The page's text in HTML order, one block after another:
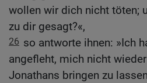
wollen wir dich nicht töten;
zu dir gesagt?«,
26 so antworte ihnen: »Ich
angefleht, mich nicht
Jonathans bringen zu